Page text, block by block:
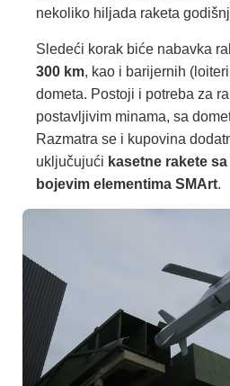
nekoliko hiljada raketa
Sledeći korak biće nabavka
300 km, kao i barijernih
dometa. Postoji i potreba za
postavljivim minama, sa
Razmatra se i kupovina
uključujući kasetne rakete
bojevim elementima SMArt.